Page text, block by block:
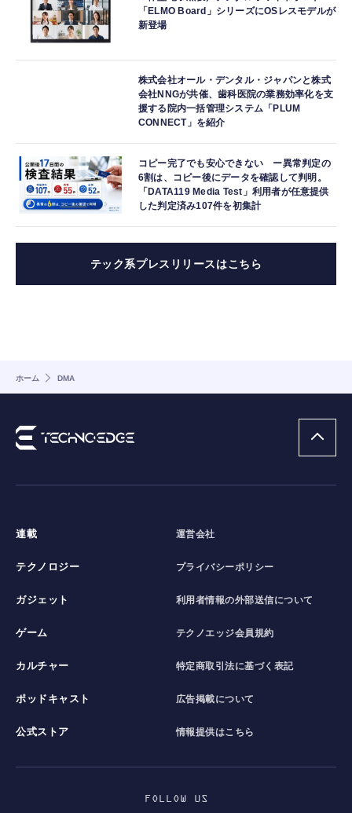
「ELMO Board」シリーズにOSレスモデルが
新登場
株式会社オール・デンタル・ジャパンと株式
会社NNGが共催、歯科医院の業務効率化を支
援する院内一括管理システム「PLUM
CONNECT」を紹介
コピー完了でも安心できない ー異常判定の
6割は、コピー後にデータを確認して判明。
「DATA119 Media Test」利用者が任意提供
した判定済み107件を初集計
テック系プレスリリースはこちら
ホーム DMA
連載
テクノロジー
ガジェット
ゲーム
カルチャー
ポッドキャスト
公式ストア
運営会社
プライバシーポリシー
利用者情報の外部送信について
テクノエッジ会員規約
特定商取引法に基づく表記
広告掲載について
情報提供はこちら
FOLLOW US